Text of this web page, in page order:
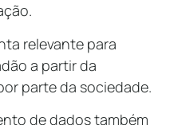
relevante para
a partir da
parte da sociedade.
de dados também